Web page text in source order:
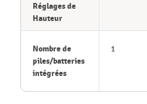
Réglages de
Hauteur
Nombre de
piles/batteries
intégrées
1